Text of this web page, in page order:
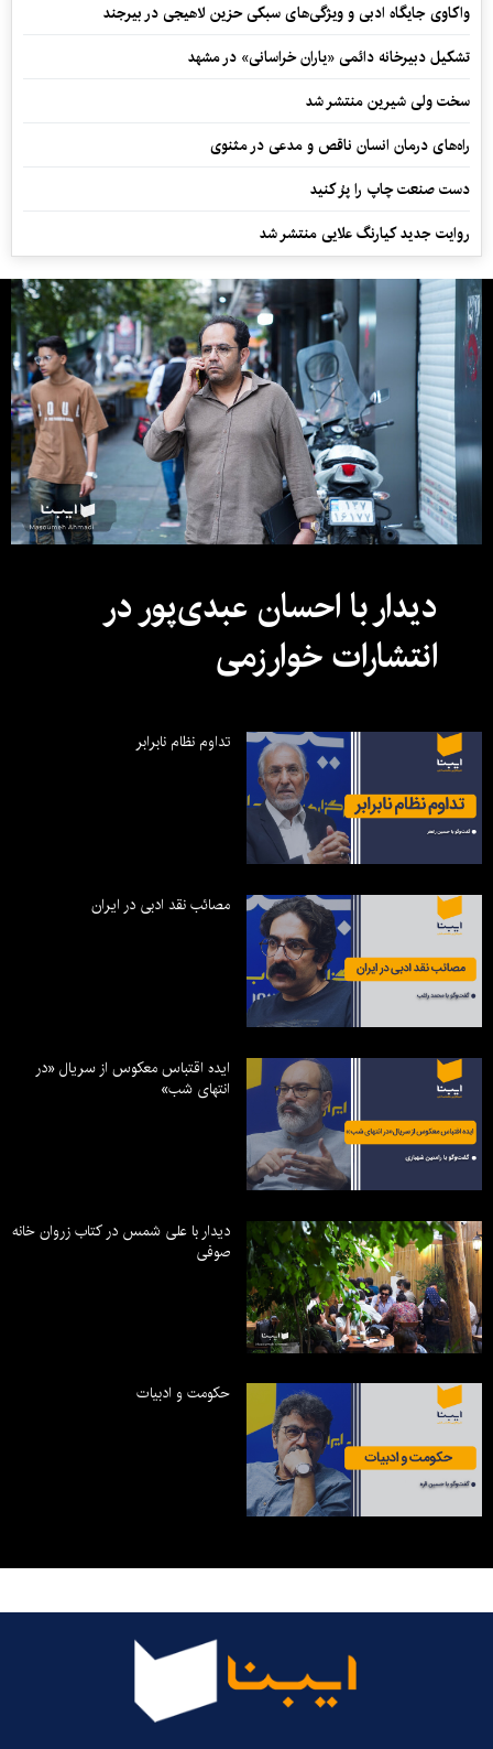
واکاوی جایگاه ادبی و ویژگی‌های سبکی حزین لاهیجی در بیرجند
تشکیل دبیرخانه دائمی «یاران خراسانی» در مشهد
سخت ولی شیرین منتشر شد
راه‌های درمان انسان ناقص و مدعی در مثنوی
دست صنعت چاپ را پرُ کنید
روایت جدید کیارنگ علایی منتشر شد
دیدار با احسان عبدی‌پور در
انتشارات خوارزمی
تداوم نظام نابرابر
مصائب نقد ادبی در ایران
ایده اقتباس معکوس از سریال «در
انتهای شب»
دیدار با علی شمس در کتاب زروان خانه
صوفی
حکومت و ادبیات